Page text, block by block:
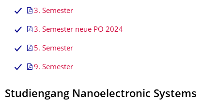
3. Semester
3. Semester neue PO 2024
5. Semester
9. Semester
Studiengang Nanoelectronic Systems